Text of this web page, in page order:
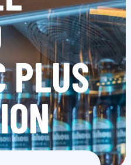
PLUS